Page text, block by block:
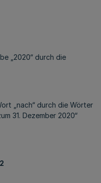
„2020“ durch die
„nach“ durch die Wörter
31. Dezember 2020“